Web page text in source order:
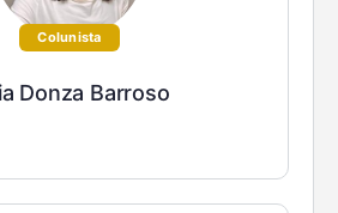
Colunista
Donza Barroso